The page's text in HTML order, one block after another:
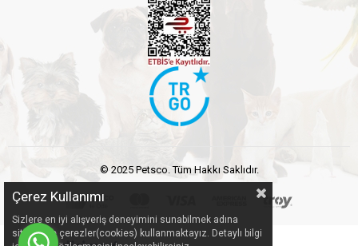
© 2025 Petsco. Tüm Hakkı Saklıdır.
Çerez Kullanımı
Sizlere en iyi alışveriş deneyimini sunabilmek adına
sitemizde çerezler(cookies) kullanmaktayız. Detaylı bilgi